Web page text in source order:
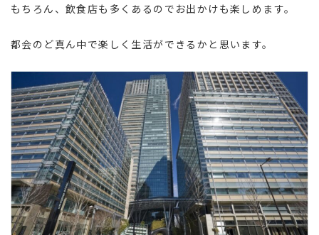
もちろん、飲食店も多くあるのでお出かけも楽しめます。
都会のど真ん中で楽しく生活ができるかと思います。